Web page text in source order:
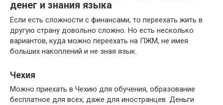
денег и знания языка
Если есть сложности с финансами, то переехать жить в
другую страну довольно сложно. Но есть несколько
вариантов, куда можно переехать на ПЖМ, не имея
больших накоплений и не зная язык.
Чехия
Можно приехать в Чехию для обучения, образование
бесплатное для всех, даже для иностранцев. Деньги